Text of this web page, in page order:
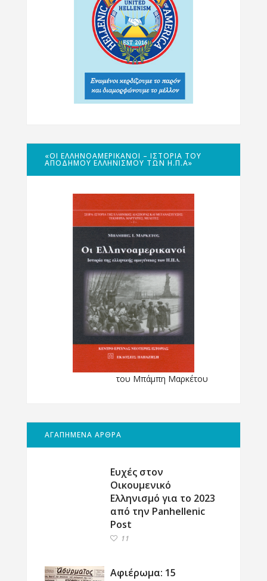
«ΟΙ ΕΛΛΗΝΟΑΜΕΡΙΚΑΝΟΊ – ΙΣΤΟΡΊΑ ΤΟΥ
ΑΠΌΔΗΜΟΥ ΕΛΛΗΝΙΣΜΟΎ ΤΩΝ Η.Π.Α»
του Μπάμπη Μαρκέτου
ΑΓΑΠΗΜΕΝΑ ΑΡΘΡΑ
Ευχές στον
Οικουμενικό
Ελληνισμό για το 2023
από την Panhellenic
Post
11
Αφιέρωμα: 15